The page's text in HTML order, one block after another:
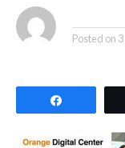
Posted on